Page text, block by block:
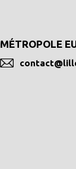
MÉTROPOLE